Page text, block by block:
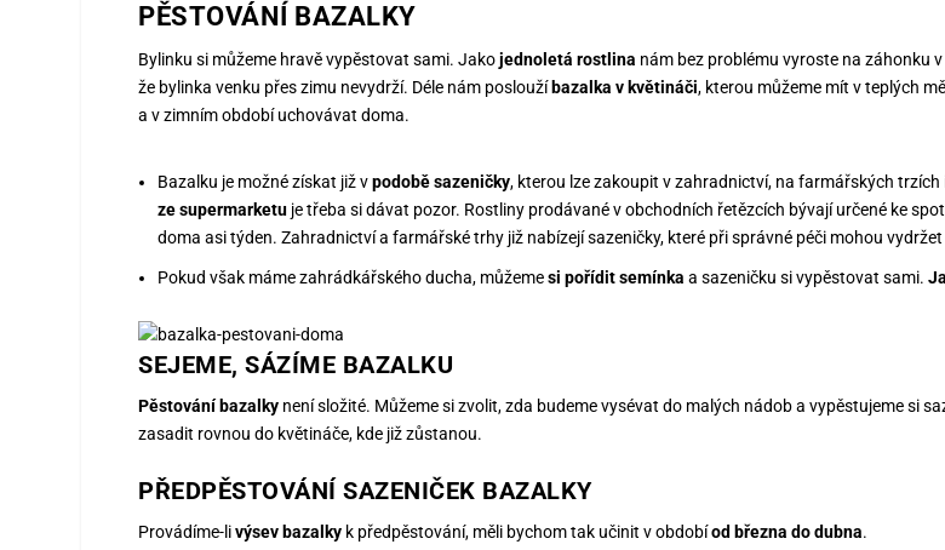
PĚSTOVÁNÍ BAZALKY
Bylinku si můžeme hravě vypěstovat sami. Jakojednoletá rostlina nám bez problému vyroste na záhonku
že bylinka venku přes zimu nevydrží. Déle nám poslouží bazalka v květináči, kterou můžeme mít v teplých
a v zimním období uchovávat doma.
Bazalku je možné získat již vpodobě sazeničky, kterou lze zakoupit v zahradnictví, na farmářských trzích
ze supermarketu je třeba si dávat pozor. Rostliny prodávané v obchodních řetězcích bývají určené ke
doma asi týden. Zahradnictví a farmářské trhy již nabízejí sazeničky, které při správné péči mohou vydržet
Pokud však máme zahrádkářského ducha, můžemesi pořídit semínka a sazeničku si vypěstovat sami.
SEJEME, SÁZÍME BAZALKU
Pěstování bazalky není složité. Můžeme si zvolit, zda budeme vysévat do malých nádob a vypěstujeme si
zasadit rovnou do květináče, kde již zůstanou.
PŘEDPĚSTOVÁNÍ SAZENIČEK BAZALKY
Provádíme-livýsev bazalky k předpěstování, měli bychom tak učinit v obdobíod března do dubna.